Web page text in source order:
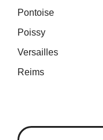
Pontoise
Poissy
Versailles
Reims